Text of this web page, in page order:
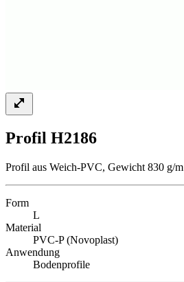
Profil H2186
Profil aus Weich-PVC, Gewicht 830 g/m
Form
L
Material
PVC-P (Novoplast)
Anwendung
Bodenprofile